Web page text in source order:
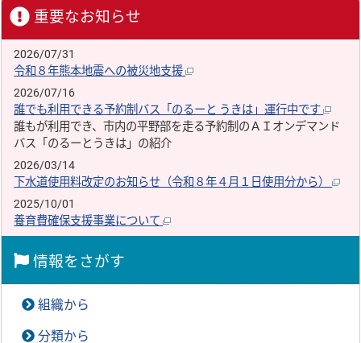
重要なお知らせ
2026/07/31
令和８年熊本地震への被災地支援
2026/07/16
誰でも利用できる予約制バス「のるーと うきは」運行中です
誰もが利用でき、市内の平野部を走る予約制のＡＩオンデマンド
バス「のるーとうきは」の紹介
2026/03/14
下水道使用料改定のお知らせ（令和８年４月１日使用分から）
2025/10/01
養育費確保支援事業について
情報をさがす
組織から
分類から